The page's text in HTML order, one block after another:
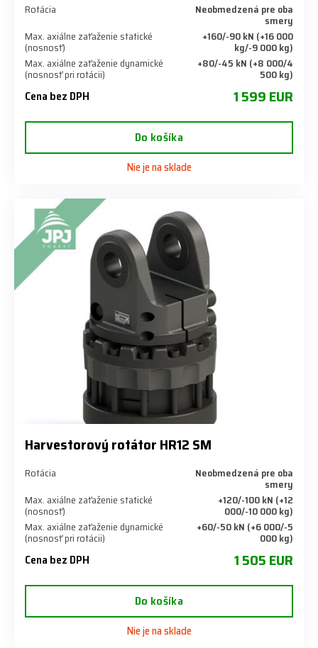
Rotácia Neobmedzená pre oba
smery
Max. axiálne zaťaženie statické
(nosnosť)
+160/-90 kN (+16 000
kg/-9 000 kg)
Max. axiálne zaťaženie dynamické
(nosnosť pri rotácii)
+80/-45 kN (+8 000/4
500 kg)
Cena bez DPH 1 599 EUR
Do košíka
Nie je na sklade
Harvestorový rotátor HR12 SM
Rotácia Neobmedzená pre oba
smery
Max. axiálne zaťaženie statické
(nosnosť)
+120/-100 kN (+12
000/-10 000 kg)
Max. axiálne zaťaženie dynamické
(nosnosť pri rotácii)
+60/-50 kN (+6 000/-5
000 kg)
Cena bez DPH 1 505 EUR
Do košíka
Nie je na sklade